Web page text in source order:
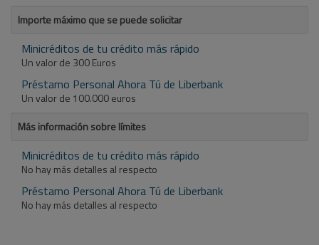
Importe máximo que se puede solicitar
Minicréditos de tu crédito más rápido
Un valor de 300 Euros
Préstamo Personal Ahora Tú de Liberbank
Un valor de 100.000 euros
Más información sobre límites
Minicréditos de tu crédito más rápido
No hay más detalles al respecto
Préstamo Personal Ahora Tú de Liberbank
No hay más detalles al respecto